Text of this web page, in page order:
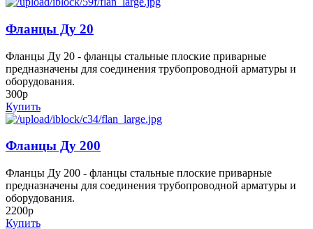
Фланцы Ду 20
Фланцы Ду 20 - фланцы стальные плоские приварные
предназначены для соединения трубопроводной арматуры и
оборудования.
300р
Купить
Фланцы Ду 200
Фланцы Ду 200 - фланцы стальные плоские приварные
предназначены для соединения трубопроводной арматуры и
оборудования.
2200р
Купить